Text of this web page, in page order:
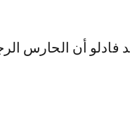
فادلو أن الحارس